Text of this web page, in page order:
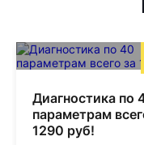
Диагностика по
параметрам
1290 руб!